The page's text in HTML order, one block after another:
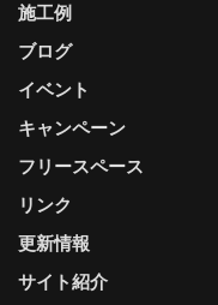
更新情報
サイト紹介
施工例
ブログ
イベント
キャンペーン
フリースペース
リンク